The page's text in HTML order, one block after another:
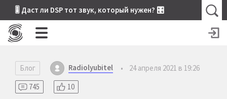
🎚 Даст ли DSP тот звук, который нужен? 🎛
Блог Radiolyubitel •
24 апреля 2021 в 19:26
745
10